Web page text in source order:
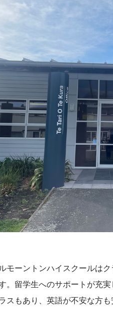
モーントンハイスクールは
。留学生へのサポートが充
スもあり、英語が不安な方も